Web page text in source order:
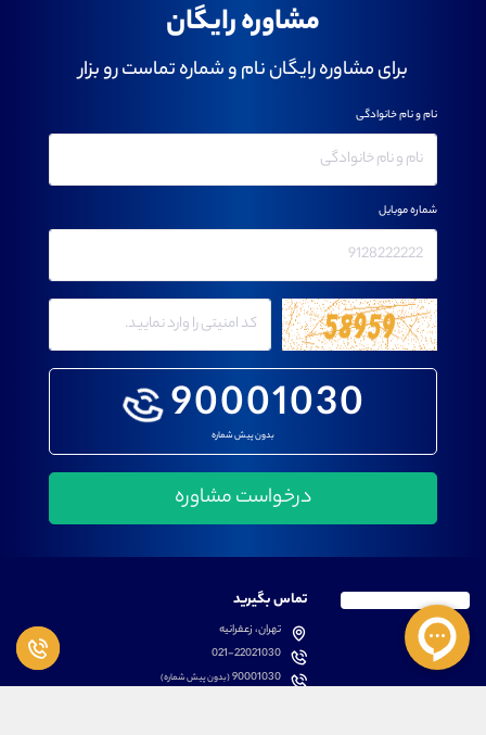
مشاوره رایگان
برای مشاوره رایگان نام و شماره تماست رو بزار
90001030
بدون پیش شماره
نام و نام خانوادگی
شماره موبایل
تماس بگیرید
تهران، زعفرانیه
021-22021030
90001030(بدون پیش شماره)